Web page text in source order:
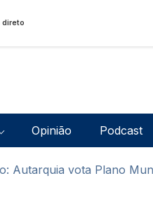
direto
Opinião Podcast
Autarquia vota Plano